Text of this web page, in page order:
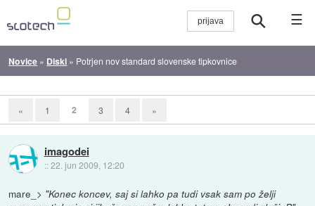
☰
Novice » Diski » Potrjen nov standard slovenske tipkovnice
« 1 2 3 4 »
imagodei
::22. jun 2009, 12:20
mare_> "Konec koncev, saj si lahko pa tudi vsak sam po želji